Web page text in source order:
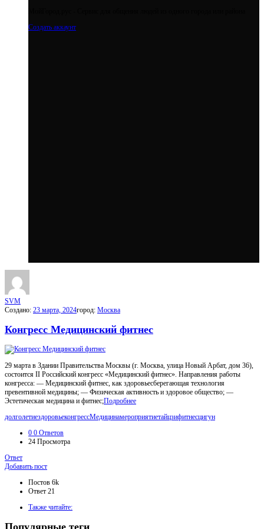
Создать аккаунт
МойГород
Последний
Посты
SVM
Создано: 23 марта, 2024город: Москва
Конгресс Медицинский фитнес
29 марта в Здании Правительства Москвы (г. Москва, улица Новый Арбат, дом 36),
состоится II Российский конгресс «Медицинский фитнес». Направления работы
конгресса: — Медицинский фитнес, как здоровьесберегающая технология
превентивной медицины; — Физическая активность и здоровое общество; —
Эстетическая медицина и фитнес;Подробнее
долголетиездоровьеконгрессМедицинамероприятиетайцзифитнесцигун
0 0 Ответов
24 Просмотра
Ответ
Боковая
Добавить пост
Статистика
Постов 6k
Ответ 21
Также читайте:
Популярные теги